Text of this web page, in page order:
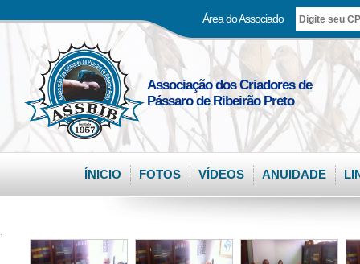
Área do Associado
Associação dos Criadores de
Pássaro de Ribeirão Preto
ÍNICIO FOTOS VÍDEOS ANUIDADE